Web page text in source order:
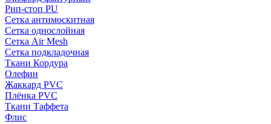
Рип-стоп PU
Сетка антимоскитная
Сетка однослойная
Сетка Air Mesh
Сетка подкладочная
Ткани Кордура
Олефин
Жаккард PVC
Плёнка PVC
Ткани Таффета
Флис